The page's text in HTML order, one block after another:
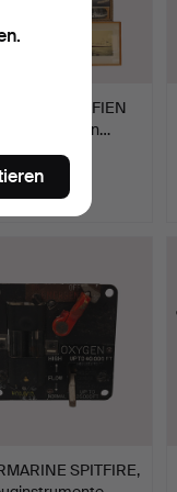
Bilder, aufgen…
SPITFIRE,